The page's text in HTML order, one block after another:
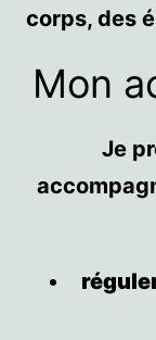
corps, des
Mon
Je